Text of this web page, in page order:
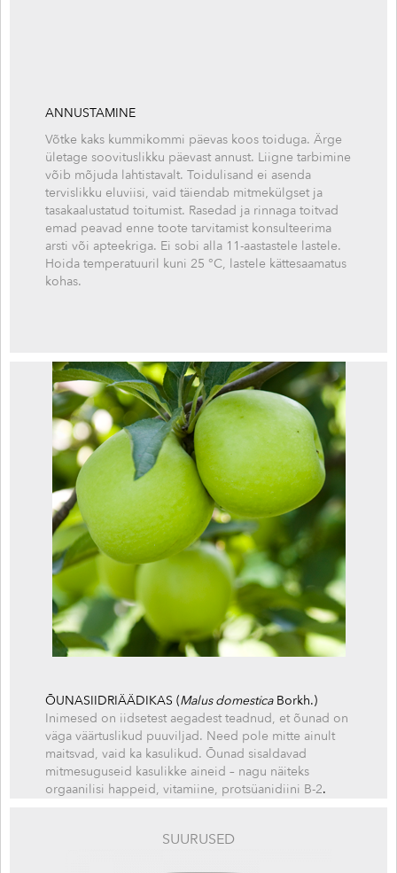
ANNUSTAMINE
Võtke kaks kummikommi päevas koos toiduga. Ärge
ületage soovituslikku päevast annust. Liigne tarbimine
võib mõjuda lahtistavalt. Toidulisand ei asenda
tervislikku eluviisi, vaid täiendab mitmekülgset ja
tasakaalustatud toitumist. Rasedad ja rinnaga toitvad
emad peavad enne toote tarvitamist konsulteerima
arsti või apteekriga. Ei sobi alla 11-aastastele lastele.
Hoida temperatuuril kuni 25 °C, lastele kättesaamatus
kohas.
ÕUNASIIDRIÄÄDIKAS (Malus domesticaBorkh.)
Inimesed on iidsetest aegadest teadnud, et õunad on
väga väärtuslikud puuviljad. Need pole mitte ainult
maitsvad, vaid ka kasulikud. Õunad sisaldavad
mitmesuguseid kasulikke aineid – nagu näiteks
orgaanilisi happeid, vitamiine, protsüanidiini B-2.
SUURUSED